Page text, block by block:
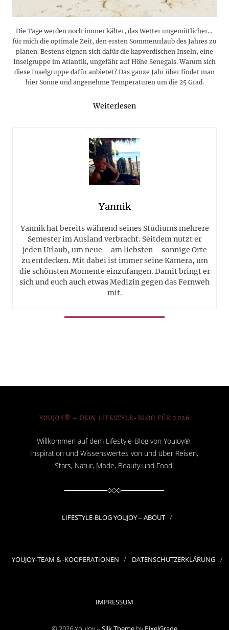
Die Tage werden noch immer kälter, das Wetter ungemütlicher…
für mich die optimale Zeit, den ersten Sommerurlaub des Jahres zu
planen. Bestens eignen sich dafür die kapverdischen Inseln, eine
Inselgruppe im Atlantik, ungefähr auf Höhe Senegals. Warum sich
diese Inselgruppe dafür anbietet? Das ganze Jahr über findet man
hier Sonne und angenehme Temperaturen um die 25 Grad.
Weiterlesen
Yannik
Yannik hat bereits während seines Studiums mehrere
Semester im Ausland verbracht. Seitdem nutzt er
jeden Urlaub, um neue – am liebsten – sonnige Orte
zu entdecken. Mit dabei ist immer seine Kamera, um
die schönsten Momente einzufangen. Damit bringt er
sich und euch auch etwas Medizin gegen das Fernweh
mit.
YOUJOY® – DEIN LIFESTYLE-BLOG FÜR 2026
Willkommen auf dem Lifestyle-Blog von YouJoy®:
Inspiration und Wissenswertes von und über Reisen,
Stars, Natur, Mode, Beauty und Food!
LIFESTYLE-BLOG YOUJOY – ABOUT
YOUJOY-TEAM & -KOOPERATIONEN DATENSCHUTZERKLÄRUNG
IMPRESSUM